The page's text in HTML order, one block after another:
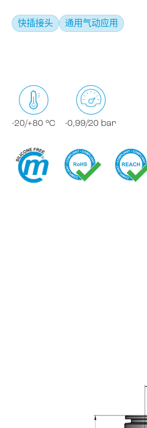
快插接头 通用气动应用
-20/+80 °C -0,99/20 bar